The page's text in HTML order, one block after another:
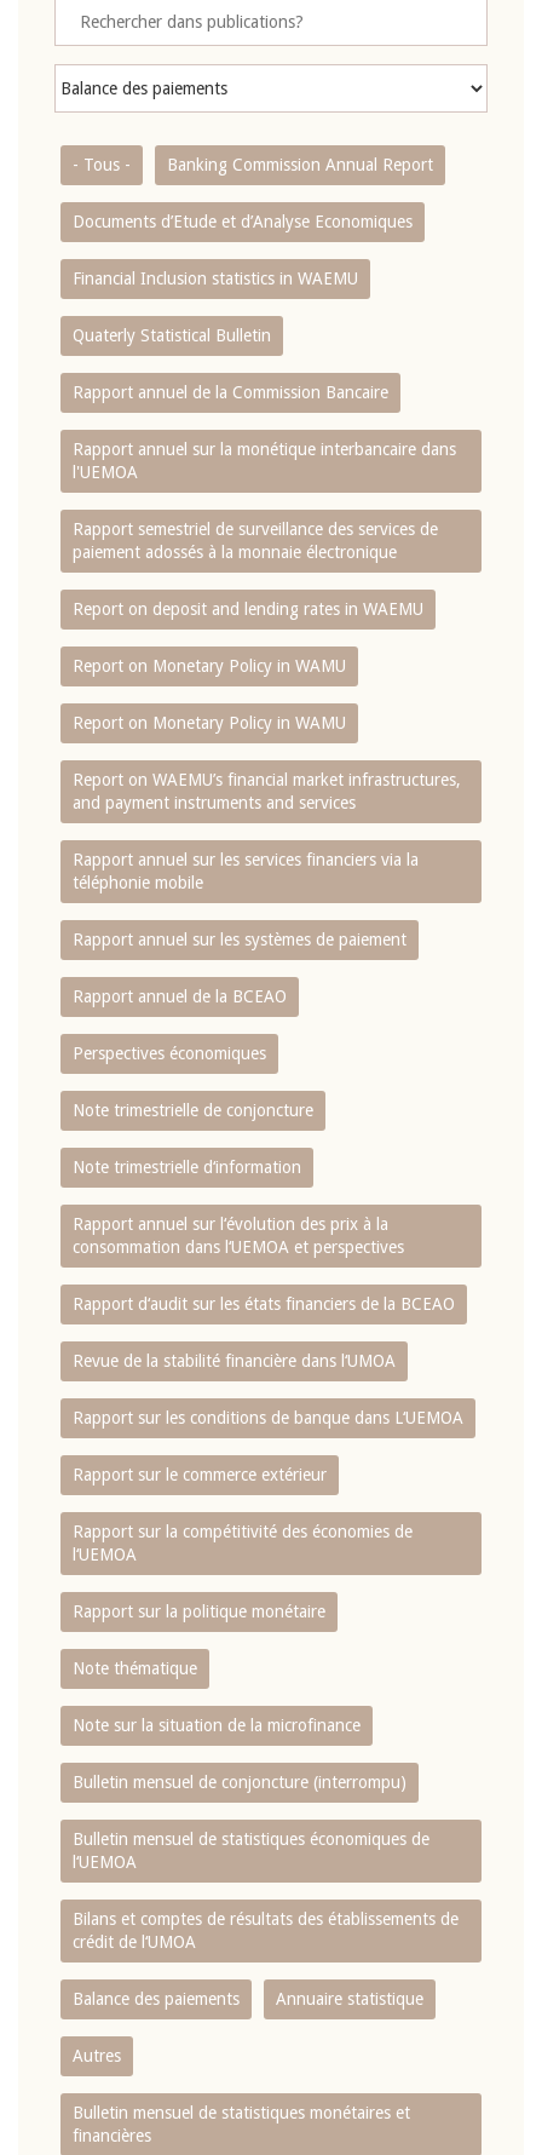
- Tous - Banking Commission Annual Report
Documents d’Etude et d’Analyse Economiques
Financial Inclusion statistics in WAEMU
Quaterly Statistical Bulletin
Rapport annuel de la Commission Bancaire
Rapport annuel sur la monétique interbancaire dans
l'UEMOA
Rapport semestriel de surveillance des services de
paiement adossés à la monnaie électronique
Report on deposit and lending rates in WAEMU
Report on Monetary Policy in WAMU
Report on Monetary Policy in WAMU
Report on WAEMU’s financial market infrastructures,
and payment instruments and services
Rapport annuel sur les services financiers via la
téléphonie mobile
Rapport annuel sur les systèmes de paiement
Rapport annuel de la BCEAO
Perspectives économiques
Note trimestrielle de conjoncture
Note trimestrielle d‘information
Rapport annuel sur l‘évolution des prix à la
consommation dans l‘UEMOA et perspectives
Rapport d‘audit sur les états financiers de la BCEAO
Revue de la stabilité financière dans l‘UMOA
Rapport sur les conditions de banque dans L‘UEMOA
Rapport sur le commerce extérieur
Rapport sur la compétitivité des économies de
l‘UEMOA
Rapport sur la politique monétaire
Note thématique
Note sur la situation de la microfinance
Bulletin mensuel de conjoncture (interrompu)
Bulletin mensuel de statistiques économiques de
l‘UEMOA
Bilans et comptes de résultats des établissements de
crédit de l‘UMOA
Balance des paiements Annuaire statistique
Autres
Bulletin mensuel de statistiques monétaires et
financières